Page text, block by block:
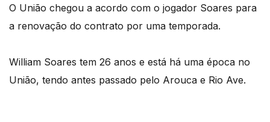
O União chegou a acordo com o jogador Soares para
a renovação do contrato por uma temporada.
William Soares tem 26 anos e está há uma época no
União, tendo antes passado pelo Arouca e Rio Ave.